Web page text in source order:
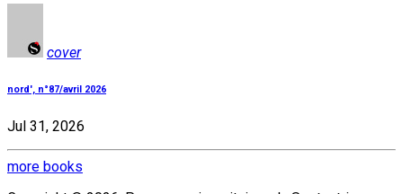
cover
nord', n°87/avril 2026
Jul 31, 2026
more books